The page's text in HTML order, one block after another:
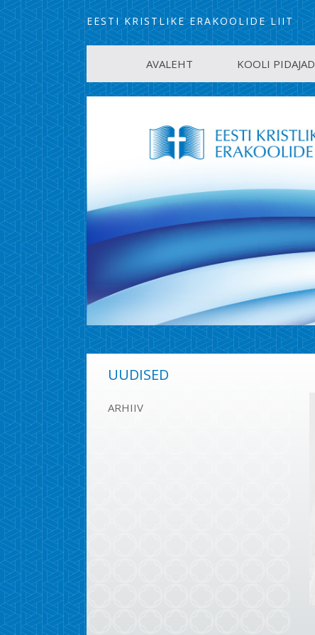
EESTI KRISTLIKE ERAKOOLIDE LIIT
AVALEHT KOOLI PIDAJAD
UUDISED
ARHIIV